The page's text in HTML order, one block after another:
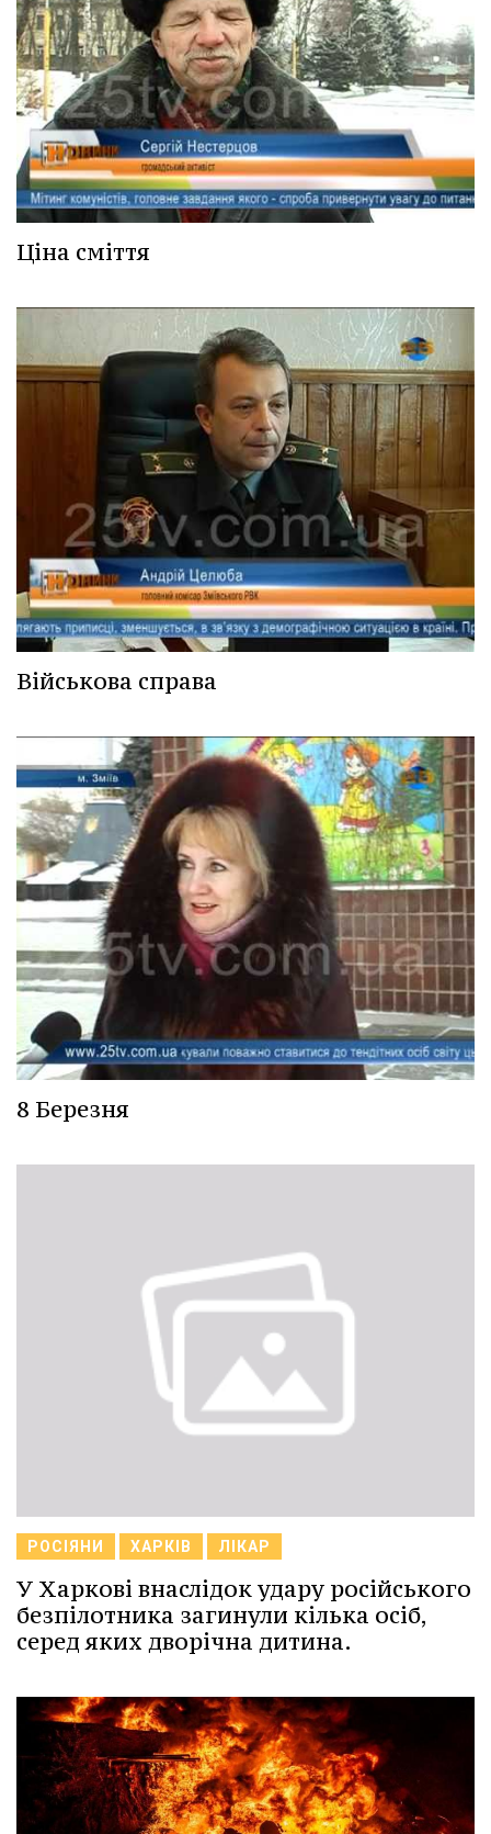
Ціна сміття
Військова справа
8 Березня
РОСІЯНИ ХАРКІВ ЛІКАР
У Харкові внаслідок удару російського
безпілотника загинули кілька осіб,
серед яких дворічна дитина.